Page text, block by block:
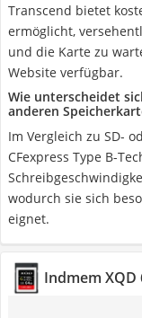
Transcend bietet
ermöglicht,
und die Karte zu
Website verfügbar.
Wie unterscheidet
anderen
Im Vergleich zu SD-
CFexpress Type B-
wodurch sie sich
eignet.
Indmem XQD